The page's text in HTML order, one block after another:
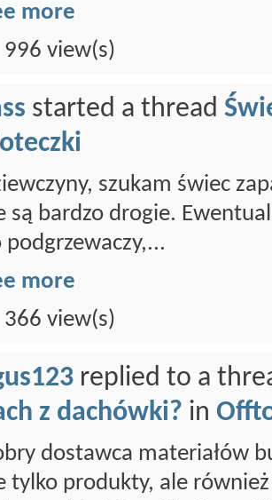
more
view(s)
started a thread
szukam świec
są bardzo drogie.
podgrzewaczy,...
more
view(s)
replied to a
z dachówki? in
dostawca materiałów
tylko produkty, ale